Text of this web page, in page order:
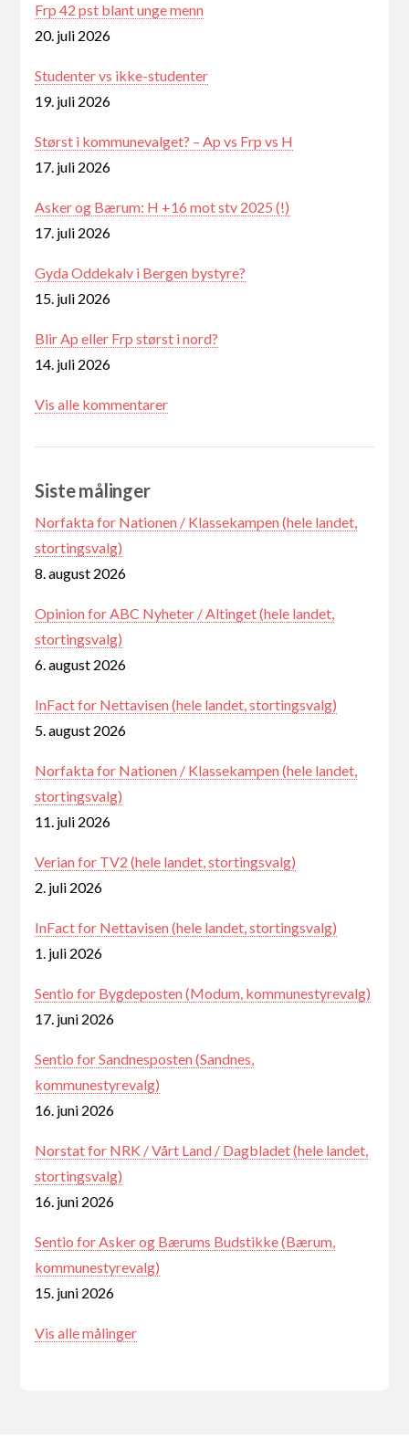
Frp 42 pst blant unge menn
20. juli 2026
Studenter vs ikke-studenter
19. juli 2026
Størst i kommunevalget? – Ap vs Frp vs H
17. juli 2026
Asker og Bærum: H +16 mot stv 2025 (!)
17. juli 2026
Gyda Oddekalv i Bergen bystyre?
15. juli 2026
Blir Ap eller Frp størst i nord?
14. juli 2026
Vis alle kommentarer
Siste målinger
Norfakta for Nationen / Klassekampen (hele landet,
stortingsvalg)
8. august 2026
Opinion for ABC Nyheter / Altinget (hele landet,
stortingsvalg)
6. august 2026
InFact for Nettavisen (hele landet, stortingsvalg)
5. august 2026
Norfakta for Nationen / Klassekampen (hele landet,
stortingsvalg)
11. juli 2026
Verian for TV2 (hele landet, stortingsvalg)
2. juli 2026
InFact for Nettavisen (hele landet, stortingsvalg)
1. juli 2026
Sentio for Bygdeposten (Modum, kommunestyrevalg)
17. juni 2026
Sentio for Sandnesposten (Sandnes,
kommunestyrevalg)
16. juni 2026
Norstat for NRK / Vårt Land / Dagbladet (hele landet,
stortingsvalg)
16. juni 2026
Sentio for Asker og Bærums Budstikke (Bærum,
kommunestyrevalg)
15. juni 2026
Vis alle målinger